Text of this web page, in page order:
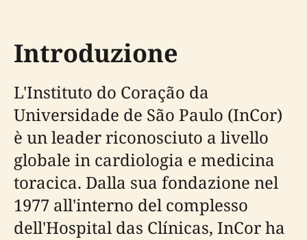
Introduzione
L'Instituto do Coração da
Universidade de São Paulo (InCor)
è un leader riconosciuto a livello
globale in cardiologia e medicina
toracica. Dalla sua fondazione nel
1977 all'interno del complesso
dell'Hospital das Clínicas, InCor ha